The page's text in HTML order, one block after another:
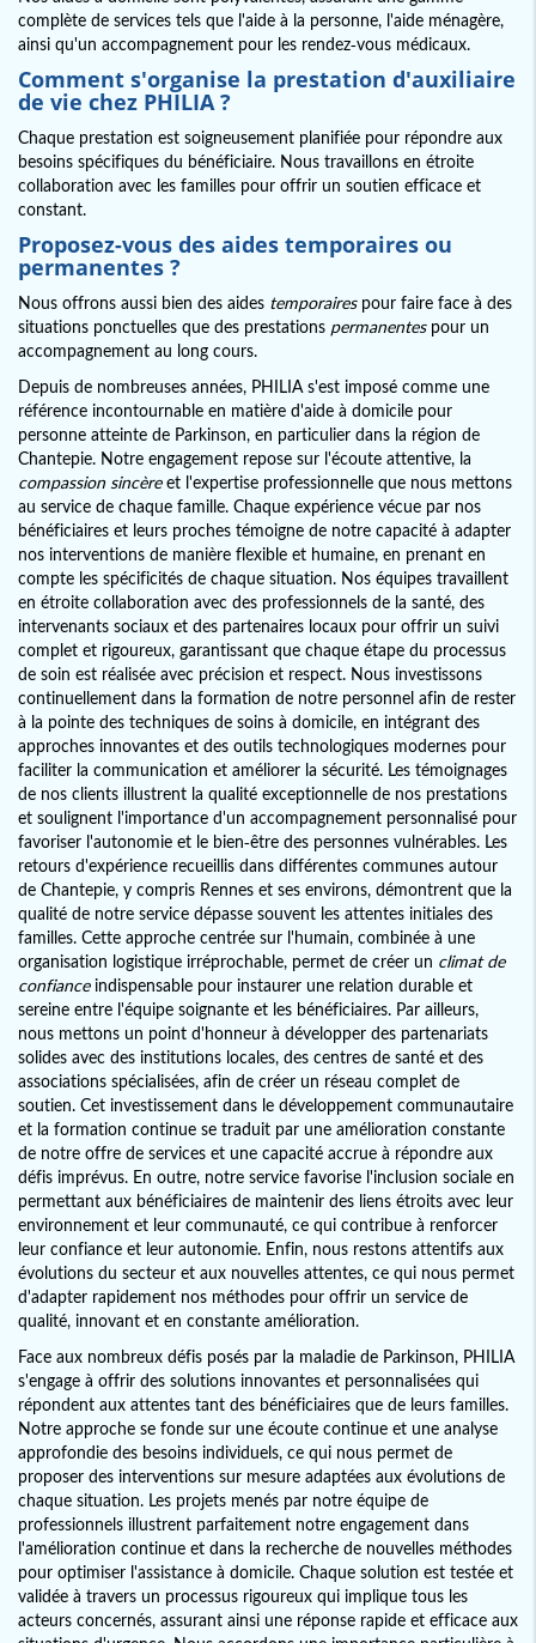
complète de services tels que l'aide à la personne, l'aide ménagère,
ainsi qu'un accompagnement pour les rendez-vous médicaux.
Comment s'organise la prestation d'auxiliaire
de vie chez PHILIA ?
Chaque prestation est soigneusement planifiée pour répondre aux
besoins spécifiques du bénéficiaire. Nous travaillons en étroite
collaboration avec les familles pour offrir un soutien efficace et
constant.
Proposez-vous des aides temporaires ou
permanentes ?
Nous offrons aussi bien des aides temporairespour faire face à des
situations ponctuelles que des prestations permanentespour un
accompagnement au long cours.
Depuis de nombreuses années, PHILIA s'est imposé comme une
référence incontournable en matière d'aide à domicile pour
personne atteinte de Parkinson, en particulier dans la région de
Chantepie. Notre engagement repose sur l'écoute attentive, la
compassion sincèreet l'expertise professionnelle que nous mettons
au service de chaque famille. Chaque expérience vécue par nos
bénéficiaires et leurs proches témoigne de notre capacité à adapter
nos interventions de manière flexible et humaine, en prenant en
compte les spécificités de chaque situation. Nos équipes travaillent
en étroite collaboration avec des professionnels de la santé, des
intervenants sociaux et des partenaires locaux pour offrir un suivi
complet et rigoureux, garantissant que chaque étape du processus
de soin est réalisée avec précision et respect. Nous investissons
continuellement dans la formation de notre personnel afin de rester
à la pointe des techniques de soins à domicile, en intégrant des
approches innovantes et des outils technologiques modernes pour
faciliter la communication et améliorer la sécurité. Les témoignages
de nos clients illustrent la qualité exceptionnelle de nos prestations
et soulignent l'importance d'un accompagnement personnalisé pour
favoriser l'autonomie et le bien-être des personnes vulnérables. Les
retours d'expérience recueillis dans différentes communes autour
de Chantepie, y compris Rennes et ses environs, démontrent que la
qualité de notre service dépasse souvent les attentes initiales des
familles. Cette approche centrée sur l'humain, combinée à une
organisation logistique irréprochable, permet de créer un climat de
confianceindispensable pour instaurer une relation durable et
sereine entre l'équipe soignante et les bénéficiaires. Par ailleurs,
nous mettons un point d'honneur à développer des partenariats
solides avec des institutions locales, des centres de santé et des
associations spécialisées, afin de créer un réseau complet de
soutien. Cet investissement dans le développement communautaire
et la formation continue se traduit par une amélioration constante
de notre offre de services et une capacité accrue à répondre aux
défis imprévus. En outre, notre service favorise l'inclusion sociale en
permettant aux bénéficiaires de maintenir des liens étroits avec leur
environnement et leur communauté, ce qui contribue à renforcer
leur confiance et leur autonomie. Enfin, nous restons attentifs aux
évolutions du secteur et aux nouvelles attentes, ce qui nous permet
d'adapter rapidement nos méthodes pour offrir un service de
qualité, innovant et en constante amélioration.
Face aux nombreux défis posés par la maladie de Parkinson, PHILIA
s'engage à offrir des solutions innovantes et personnalisées qui
répondent aux attentes tant des bénéficiaires que de leurs familles.
Notre approche se fonde sur une écoute continue et une analyse
approfondie des besoins individuels, ce qui nous permet de
proposer des interventions sur mesure adaptées aux évolutions de
chaque situation. Les projets menés par notre équipe de
professionnels illustrent parfaitement notre engagement dans
l'amélioration continue et dans la recherche de nouvelles méthodes
pour optimiser l'assistance à domicile. Chaque solution est testée et
validée à travers un processus rigoureux qui implique tous les
acteurs concernés, assurant ainsi une réponse rapide et efficace aux